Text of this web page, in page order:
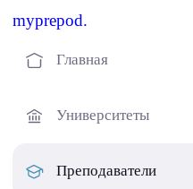
myprepod.
Главная
Университеты
Преподаватели